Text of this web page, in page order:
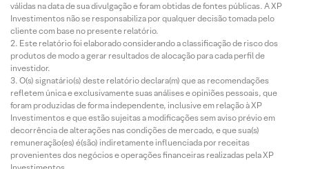
válidas na data de sua divulgação e foram obtidas de fontes públicas. A XP
Investimentos não se responsabiliza por qualquer decisão tomada pelo
cliente com base no presente relatório.
Este relatório foi elaborado considerando a classificação de risco dos
produtos de modo a gerar resultados de alocação para cada perfil de
investidor.
O(s) signatário(s) deste relatório declara(m) que as recomendações
refletem única e exclusivamente suas análises e opiniões pessoais, que
foram produzidas de forma independente, inclusive em relação à XP
Investimentos e que estão sujeitas a modificações sem aviso prévio em
decorrência de alterações nas condições de mercado, e que sua(s)
remuneração(es) é(são) indiretamente influenciada por receitas
provenientes dos negócios e operações financeiras realizadas pela XP